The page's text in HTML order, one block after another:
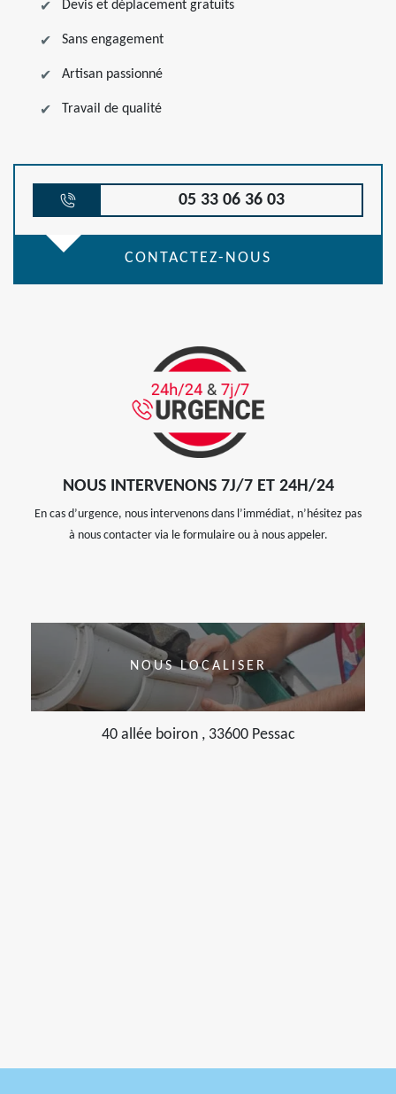
Devis et déplacement gratuits
Sans engagement
Artisan passionné
Travail de qualité
05 33 06 36 03
CONTACTEZ-NOUS
NOUS INTERVENONS 7J/7 ET 24H/24
En cas d’urgence, nous intervenons dans l’immédiat, n’hésitez pas
à nous contacter via le formulaire ou à nous appeler.
NOUS LOCALISER
40 allée boiron , 33600 Pessac